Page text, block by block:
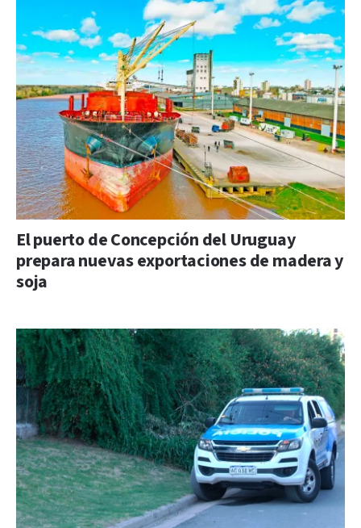
El puerto de Concepción del Uruguay
prepara nuevas exportaciones de madera y
soja